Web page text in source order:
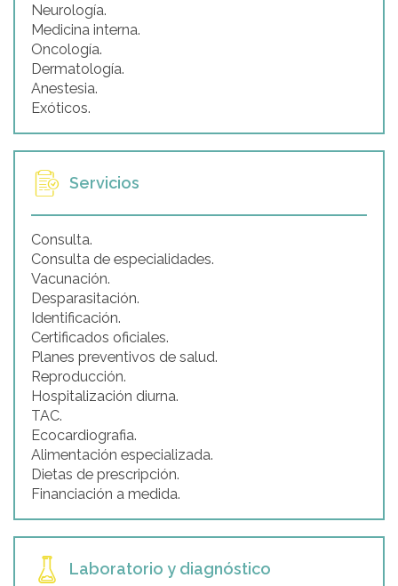
Neurología.
Medicina interna.
Oncología.
Dermatología.
Anestesia.
Exóticos.
Servicios
Consulta.
Consulta de especialidades.
Vacunación.
Desparasitación.
Identificación.
Certificados oficiales.
Planes preventivos de salud.
Reproducción.
Hospitalización diurna.
TAC.
Ecocardiografia.
Alimentación especializada.
Dietas de prescripción.
Financiación a medida.
Laboratorio y diagnóstico